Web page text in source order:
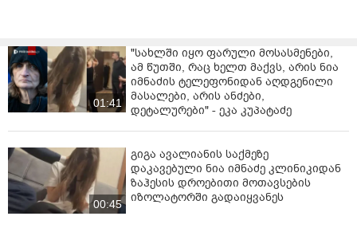
შეფხიზლებული იყო, შემეშინდა...ვერ იტანდნენ ჩემი
დები მამას, დედაჩემთან ჩხუბობდნენ რაღაცებზე“, -
აცხადებს ბეროზაშვილი.
ბრალდებულმა ასევე აღნიშნა, რომ მას ბენზინი არ
გააჩინა ცეცხლი. თბილისის პოლიციის
დეპარტამენტის უფროსის მოადგილის კითხვაზე, თუ
რას აპირებდა ის მკვლელობის შემდეგ,
ბეროზაშვილმა უპასუხა, რომ „ჩაცხრებოდა ეს ამბავი
01:41
"სახლში იყო ფარული მოსასმენები,
ამ წუთში, რაც ხელთ მაქვს, არის ნია
იმნაძის ტელეფონიდან აღდგენილი
მასალები, არის ანძები,
დეტალურები" - ეკა კუპატაძე
00:45
გიგა ავალიანის საქმეზე
დაკავებული ნია იმნაძე კლინიკიდან
ზაჰესის დროებითი მოთავსების
იზოლატორში გადაიყვანეს